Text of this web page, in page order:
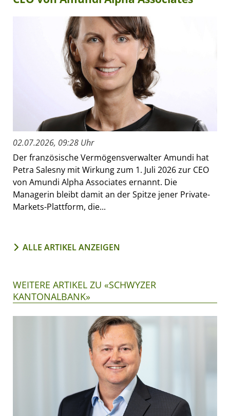
02.07.2026, 09:28 Uhr
Der französische Vermögensverwalter Amundi hat
Petra Salesny mit Wirkung zum 1. Juli 2026 zur CEO
von Amundi Alpha Associates ernannt. Die
Managerin bleibt damit an der Spitze jener Private-
Markets-Plattform, die...
ALLE ARTIKEL ANZEIGEN
WEITERE ARTIKEL ZU «SCHWYZER
KANTONALBANK»